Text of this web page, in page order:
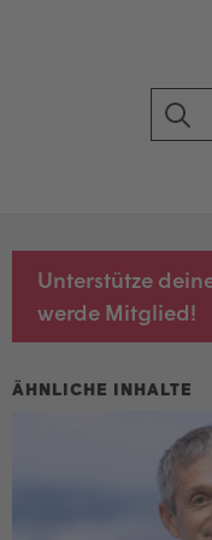
Search
for:
Unterstütze
werde Mitglied!